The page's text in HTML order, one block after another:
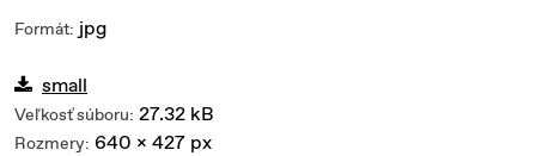
Formát: jpg
small
Veľkosť súboru: 27.32 kB
Rozmery: 640 x 427 px